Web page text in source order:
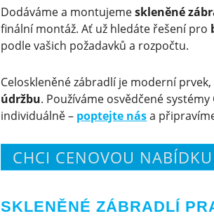
Dodáváme a montujemeskleněné
finální montáž. Ať už hledáte řešení pro
podle vašich požadavků a rozpočtu.
Celoskleněné zábradlí je moderní
údržbu. Používáme osvědčené
individuálně – poptejte nása
CHCI CENOVOU NABÍDKU
SKLENĚNÉ ZÁBRADLÍ